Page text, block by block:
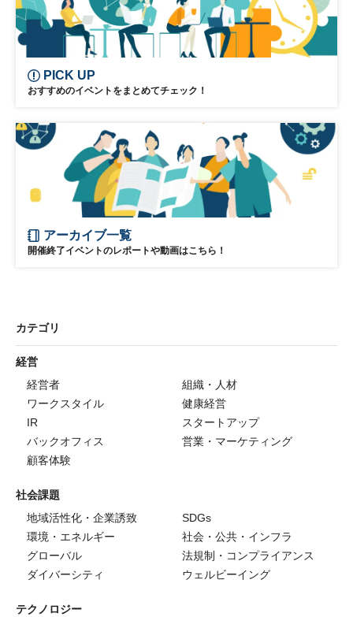
PICK UP
おすすめのイベントをまとめてチェック！
アーカイブ一覧
開催終了イベントのレポートや動画はこちら！
カテゴリ
経営
経営者
組織・人材
ワークスタイル
健康経営
IR
スタートアップ
バックオフィス
営業・マーケティング
顧客体験
社会課題
地域活性化・企業誘致
SDGs
環境・エネルギー
社会・公共・インフラ
グローバル
法規制・コンプライアンス
ダイバーシティ
ウェルビーイング
テクノロジー